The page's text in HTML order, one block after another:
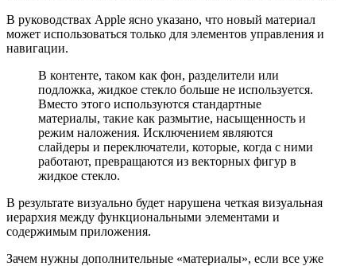
В руководствах Apple ясно указано, что новый материал
может использоваться только для элементов управления и
навигации.
В контенте, таком как фон, разделители или
подложка, жидкое стекло больше не используется.
Вместо этого используются стандартные
материалы, такие как размытие, насыщенность и
режим наложения. Исключением являются
слайдеры и переключатели, которые, когда с ними
работают, превращаются из векторных фигур в
жидкое стекло.
В результате визуально будет нарушена четкая визуальная
иерархия между функциональными элементами и
содержимым приложения.
Зачем нужны дополнительные «материалы», если все уже